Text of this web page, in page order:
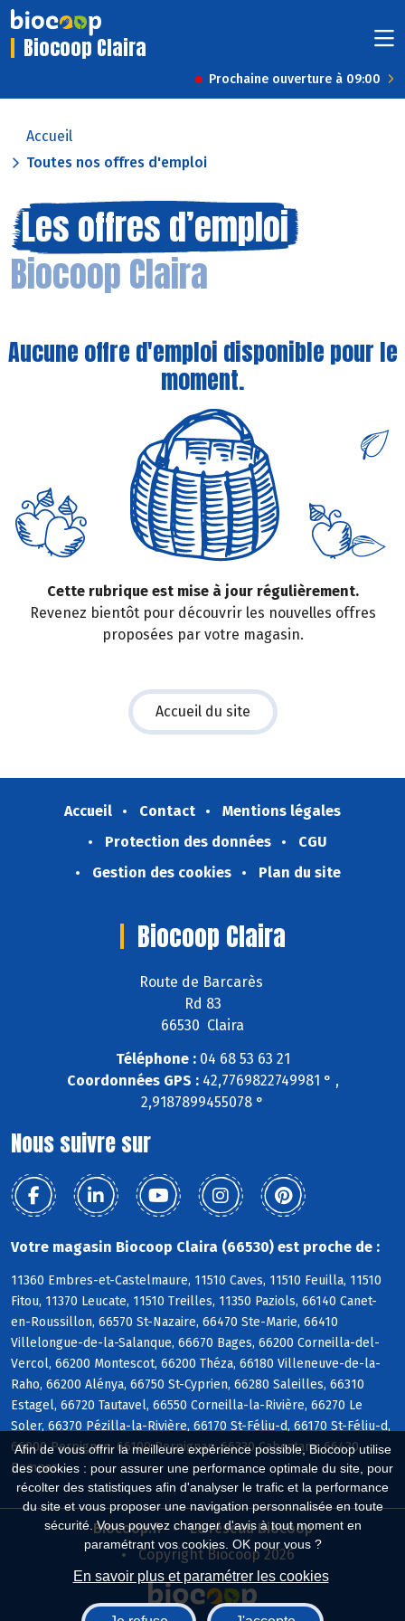
Afin de vous offrir la meilleure expérience possible, Biocoop utilise
des cookies : pour assurer une performance optimale du site, pour
récolter des statistiques afin d'analyser le trafic et la performance
du site et vous proposer une navigation personnalisée en toute
sécurité. Vous pouvez changer d'avis à tout moment en
paramétrant vos cookies. OK pour vous ?
En savoir plus et paramétrer les cookies
Biocoop Claira
Prochaine ouverture à 09:00
Accueil
Toutes nos offres d'emploi
Les offres d’emploi
Biocoop Claira
Aucune offre d'emploi disponible pour le
moment.
Cette rubrique est mise à jour régulièrement.
Revenez bientôt pour découvrir les nouvelles offres
proposées par votre magasin.
Accueil du site
Accueil Contact
Mentions légales
Protection des données
CGU
Gestion des cookies
Plan du site
Biocoop Claira
Route de Barcarès
Rd 83
66530 Claira
Téléphone :04 68 53 63 21
Coordonnées GPS :42,7769822749981 ° ,
2,9187899455078 °
Nous suivre sur
Votre magasin Biocoop Claira (66530) est proche de :
11360 Embres-et-Castelmaure, 11510 Caves, 11510 Feuilla, 11510
Fitou, 11370 Leucate, 11510 Treilles, 11350 Paziols, 66140 Canet-
en-Roussillon, 66570 St-Nazaire, 66470 Ste-Marie, 66410
Villelongue-de-la-Salanque, 66670 Bages, 66200 Corneilla-del-
Vercol, 66200 Montescot, 66200 Théza, 66180 Villeneuve-de-la-
Raho, 66200 Alénya, 66750 St-Cyprien, 66280 Saleilles, 66310
Estagel, 66720 Tautavel, 66550 Corneilla-la-Rivière, 66270 Le
Soler, 66370 Pézilla-la-Rivière, 66170 St-Féliu-d, 66170 St-Féliu-d,
66000 Perpignan, 66100 Perpignan, 66330 Cabestany, 66430
Bompas
Biocoop.fr
Le réseau Biocoop
Copyright Biocoop 2026